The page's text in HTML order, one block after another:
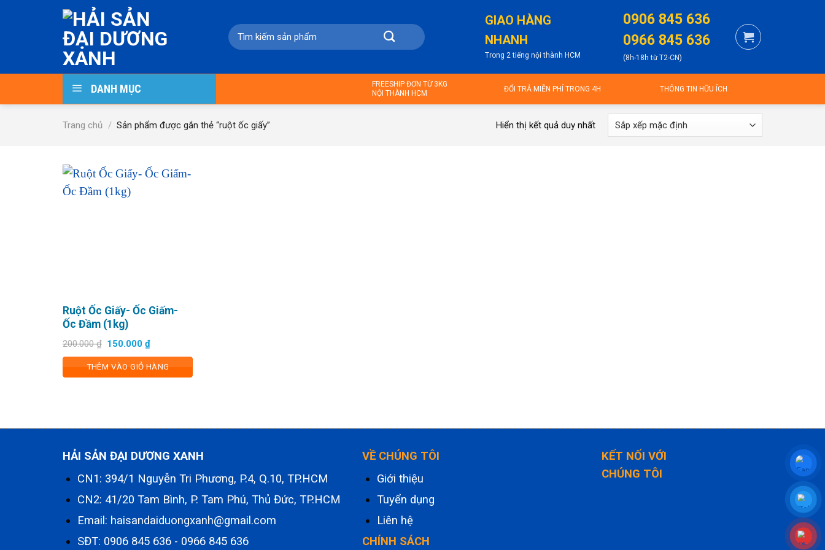
Tìm
kiếm:
GIAO HÀNG
NHANH
Trong 2 tiếng nội thành HCM
0906 845 636
0966 845 636
(8h-18h từ T2-CN)
DANH MỤC
FREESHIP ĐƠN TỪ 3KG
NỘI THÀNH HCM
ĐỔI TRẢ MIỄN PHÍ TRONG 4H THÔNG TIN HỮU ÍCH
Trang chủ / Sản phẩm được gắn thẻ “ruột ốc giấy” Hiển thị kết quả duy nhất
-25%
Ruột Ốc Giấy- Ốc Giấm-
Ốc Đầm (1kg)
200.000₫ Giá
là:
200.000 ₫.
150.000₫Giá
tại
là:
THÊM VÀO GIỎ HÀNG
HẢI SẢN ĐẠI DƯƠNG XANH
CN1: 394/1 Nguyễn Tri Phương, P.4, Q.10, TP.HCM
CN2: 41/20 Tam Bình, P. Tam Phú, Thủ Đức, TP.HCM
Email: haisandaiduongxanh@gmail.com
SĐT: 0906 845 636 - 0966 845 636
VỀ CHÚNG TÔI
Giới thiệu
Tuyển dụng
Liên hệ
CHÍNH SÁCH
KẾT NỐI VỚI
CHÚNG TÔI